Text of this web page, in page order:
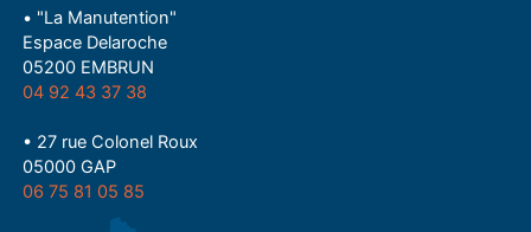
• "La Manutention"
Espace Delaroche
05200 EMBRUN
04 92 43 37 38
• 27 rue Colonel Roux
05000 GAP
06 75 81 05 85